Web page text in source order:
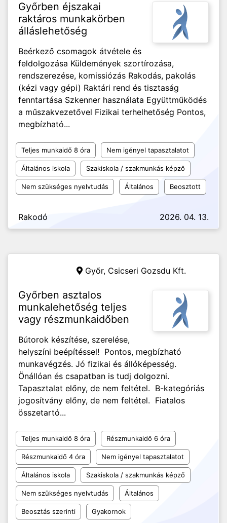
Győrben éjszakai
raktáros munkakörben
álláslehetőség
Beérkező csomagok átvétele és
feldolgozása Küldemények szortírozása,
rendszerezése, komissiózás Rakodás, pakolás
(kézi vagy gépi) Raktári rend és tisztaság
fenntartása Szkenner használata Együttműködés
a műszakvezetővel Fizikai terhelhetőség Pontos,
megbízható...
Teljes munkaidő 8 óra Nem igényel tapasztalatot
Általános iskola Szakiskola / szakmunkás képző
Nem szükséges nyelvtudás Általános Beosztott
Rakodó 2026. 04. 13.
Győr, Csicseri Gozsdu Kft.
Győrben asztalos
munkalehetőség teljes
vagy részmunkaidőben
Bútorok készítése, szerelése,
helyszíni beépítéssel! Pontos, megbízható
munkavégzés. Jó fizikai és állóképesség.
Önállóan és csapatban is tudj dolgozni.
Tapasztalat előny, de nem feltétel. B-kategóriás
jogosítvány előny, de nem feltétel. Fiatalos
összetartó...
Teljes munkaidő 8 óra Részmunkaidő 6 óra
Részmunkaidő 4 óra Nem igényel tapasztalatot
Általános iskola Szakiskola / szakmunkás képző
Nem szükséges nyelvtudás Általános
Beosztás szerinti Gyakornok